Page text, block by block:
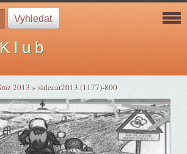
l u b
2013 »sidecar2013 (1177)-800